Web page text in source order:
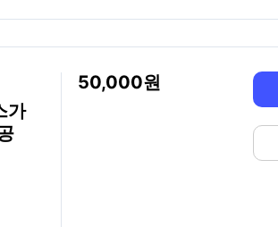
가
50,000